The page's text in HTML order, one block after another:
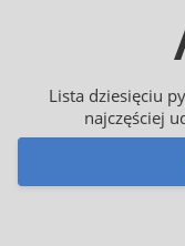
Lista dziesięciu
najczęściej